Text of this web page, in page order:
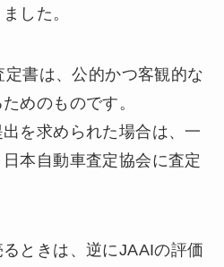
した。
書は、公的かつ客観的な
めのものです。
を求められた場合は、一
本自動車査定協会に査定
ときは、逆にJAAIの評価